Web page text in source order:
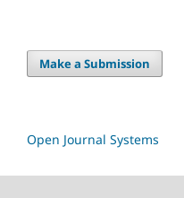
Make a Submission
Open Journal Systems